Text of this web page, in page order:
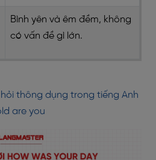
Bình yên và êm đềm, không
có vấn đề gì lớn.
thông dụng trong tiếng Anh
are you